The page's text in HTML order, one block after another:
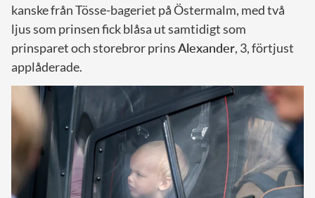
kanske från Tösse-bageriet på Östermalm, med två
ljus som prinsen fick blåsa ut samtidigt som
prinsparet och storebror prinsAlexander, 3, förtjust
applåderade.